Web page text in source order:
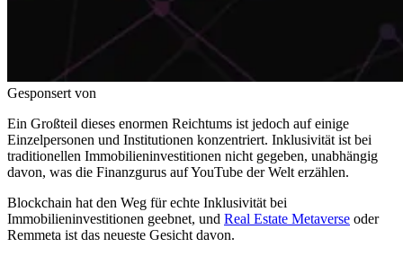
Gesponsert von
Ein Großteil dieses enormen Reichtums ist jedoch auf einige
Einzelpersonen und Institutionen konzentriert. Inklusivität ist bei
traditionellen Immobilieninvestitionen nicht gegeben, unabhängig
davon, was die Finanzgurus auf YouTube der Welt erzählen.
Blockchain hat den Weg für echte Inklusivität bei
Immobilieninvestitionen geebnet, und Real Estate Metaverse oder
Remmeta ist das neueste Gesicht davon.